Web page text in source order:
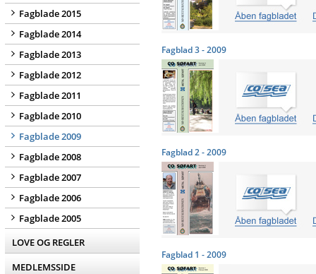
Fagblade 2015
Fagblade 2014
Fagblade 2013
Fagblade 2012
Fagblade 2011
Fagblade 2010
Fagblade 2009
Fagblade 2008
Fagblade 2007
Fagblade 2006
Fagblade 2005
LOVE OG REGLER
MEDLEMSSIDE
Fagblad 3 - 2009
Fagblad 2 - 2009
Fagblad 1 - 2009